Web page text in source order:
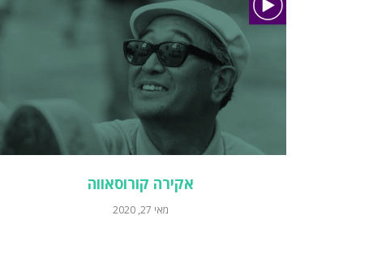
אקירה קורוסאווה
מאי 27, 2020